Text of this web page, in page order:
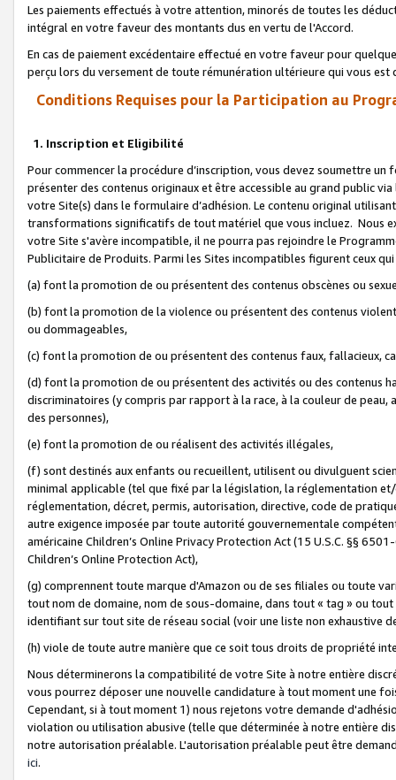
Les paiements effectués à votre attention, minorés de toutes les
intégral en votre faveur des montants dus en vertu de l'Accord.
En cas de paiement excédentaire effectué en votre faveur pour
perçu lors du versement de toute rémunération ultérieure qui vous est
Conditions Requises pour la Participation au
1. Inscription et Eligibilité
Pour commencer la procédure d’inscription, vous devez soumettre
présenter des contenus originaux et être accessible au grand public
votre Site(s) dans le formulaire d’adhésion. Le contenu original
transformations significatifs de tout matériel que vous incluez. Nous
votre Site s'avère incompatible, il ne pourra pas rejoindre le
Publicitaire de Produits. Parmi les Sites incompatibles figurent ceux
(a) font la promotion de ou présentent des contenus obscènes ou
(b) font la promotion de la violence ou présentent des contenus
ou dommageables,
(c) font la promotion de ou présentent des contenus faux, fallacieux,
(d) font la promotion de ou présentent des activités ou des contenus
discriminatoires (y compris par rapport à la race, à la couleur de
des personnes),
(e) font la promotion de ou réalisent des activités illégales,
(f) sont destinés aux enfants ou recueillent, utilisent ou divulguent
minimal applicable (tel que fixé par la législation, la réglementation
réglementation, décret, permis, autorisation, directive, code de
autre exigence imposée par toute autorité gouvernementale
américaine Children’s Online Privacy Protection Act (15 U.S.C. §§
Children’s Online Protection Act),
(g) comprennent toute marque d'Amazon ou de ses filiales ou toute
tout nom de domaine, nom de sous-domaine, dans tout « tag » ou
identifiant sur tout site de réseau social (voir une liste non exhaustive
(h) viole de toute autre manière que ce soit tous droits de propriété
Nous déterminerons la compatibilité de votre Site à notre entière
vous pourrez déposer une nouvelle candidature à tout moment une
Cependant, si à tout moment 1) nous rejetons votre demande
violation ou utilisation abusive (telle que déterminée à notre entière
notre autorisation préalable. L'autorisation préalable peut être
ici.